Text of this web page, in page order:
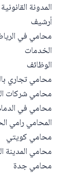
المدونة القانونية
أرشيف
محامي في
الخدمات
الوظائف
محامي تجاري
محامي شركات
محامي في
المحامي رامي
محامي كويتي
محامي المدينة
محامي جدة